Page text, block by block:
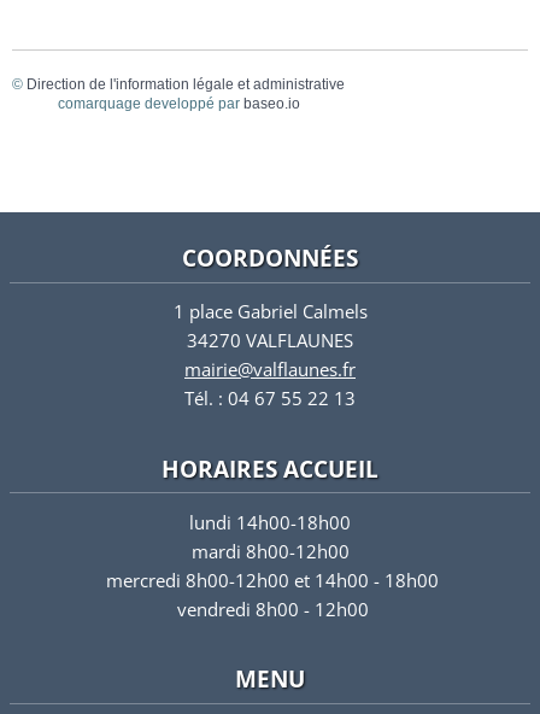
© Direction de l'information légale et administrative
comarquage developpé par baseo.io
COORDONNÉES
1 place Gabriel Calmels
34270 VALFLAUNES
mairie@valflaunes.fr
Tél. : 04 67 55 22 13
HORAIRES ACCUEIL
lundi 14h00-18h00
mardi 8h00-12h00
mercredi 8h00-12h00 et 14h00 - 18h00
vendredi 8h00 - 12h00
MENU